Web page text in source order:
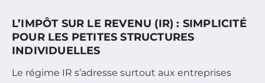
L’IMPÔT SUR LE REVENU (IR) : SIMPLICITÉ
POUR LES PETITES STRUCTURES
INDIVIDUELLES
Le régime IR s’adresse surtout aux entreprises